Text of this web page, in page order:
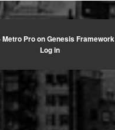
Metro ProonGenesis Framework
Log in